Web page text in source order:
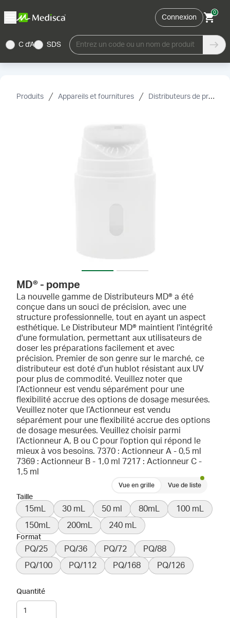
Connexion
0
C d'A SDS Entrez un code ou un nom de produit
Produits Appareils et fournitures Distributeurs de produits topiques
MD® - pompe
La nouvelle gamme de Distributeurs MD® a été
conçue dans un souci de précision, avec une
structure professionnelle, tout en ayant un aspect
esthétique. Le Distributeur MD® maintient l'intégrité
d'une formulation, permettant aux utilisateurs de
doser les préparations facilement et avec
précision. Premier de son genre sur le marché, ce
distributeur est doté d'un hublot résistant aux UV
pour plus de commodité. Veuillez noter que
l’Actionneur est vendu séparément pour une
flexibilité accrue des options de dosage mesurées.
Veuillez noter que l’Actionneur est vendu
séparément pour une flexibilité accrue des options
de dosage mesurées. Veuillez choisir parmi
l’Actionneur A, B ou C pour l'option qui répond le
mieux à vos besoins. 7370 : Actionneur A - 0,5 ml
7369 : Actionneur B - 1,0 ml 7217 : Actionneur C -
1,5 ml
Vue en grille Vue de liste
Taille
15mL 30 mL 50 ml 80mL
100 mL
150mL
200mL 240 mL
Format
PQ/25 PQ/36 PQ/72
PQ/88
PQ/100
PQ/112 PQ/168 PQ/126
Quantité